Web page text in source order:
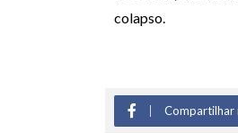
colapso.
Compartilhar